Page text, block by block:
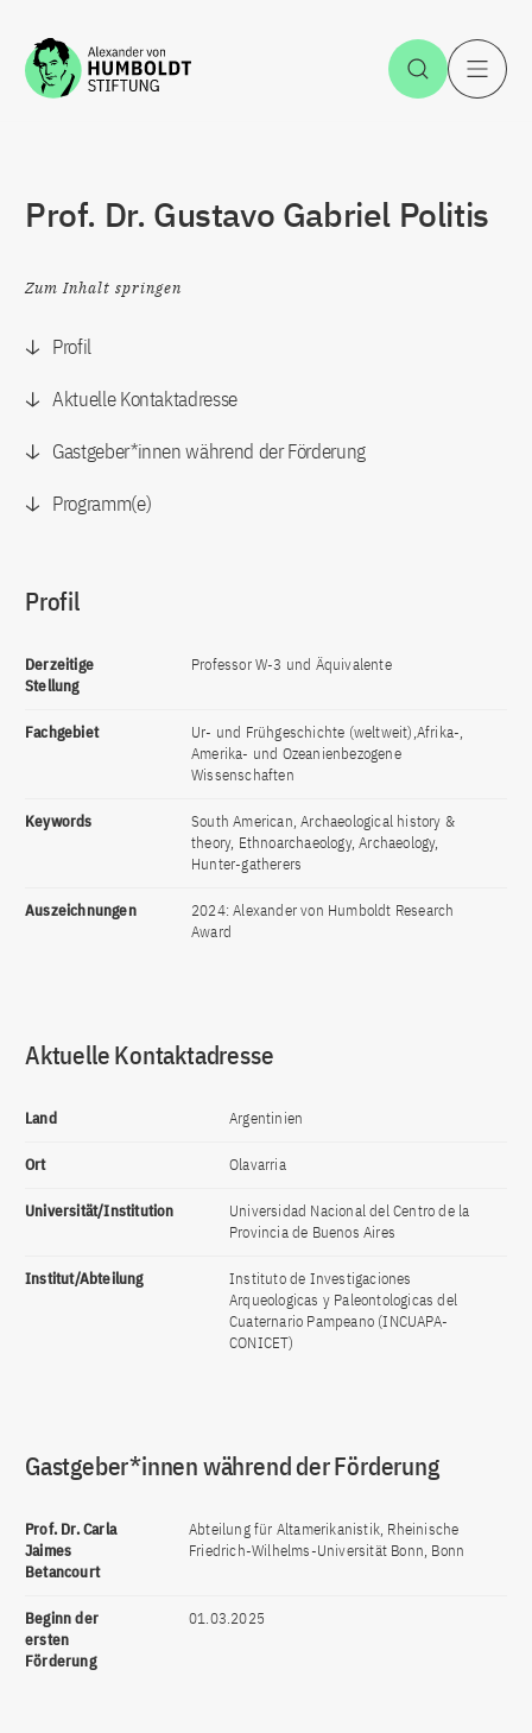
Zum Inhalt springen Suche
Prof. Dr. Gustavo Gabriel Politis
Zum Inhalt springen
Profil
Aktuelle Kontaktadresse
Gastgeber*innen während der Förderung
Programm(e)
Profil
Derzeitige
Stellung
Professor W-3 und Äquivalente
Fachgebiet
Ur- und Frühgeschichte (weltweit),Afrika-,
Amerika- und Ozeanienbezogene
Wissenschaften
Keywords
South American, Archaeological history &
theory, Ethnoarchaeology, Archaeology,
Hunter-gatherers
Auszeichnungen
2024: Alexander von Humboldt Research
Award
Aktuelle Kontaktadresse
Land Argentinien
Ort Olavarria
Universität/Institution
Universidad Nacional del Centro de la
Provincia de Buenos Aires
Institut/Abteilung
Instituto de Investigaciones
Arqueologicas y Paleontologicas del
Cuaternario Pampeano (INCUAPA-
CONICET)
Gastgeber*innen während der Förderung
Prof. Dr. Carla
Jaimes
Betancourt
Abteilung für Altamerikanistik, Rheinische
Friedrich-Wilhelms-Universität Bonn, Bonn
Beginn der
ersten
Förderung
01.03.2025